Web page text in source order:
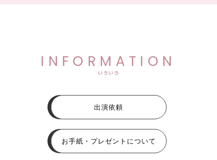
INFORMATION
いろいろ
出演依頼
お手紙・プレゼントについて